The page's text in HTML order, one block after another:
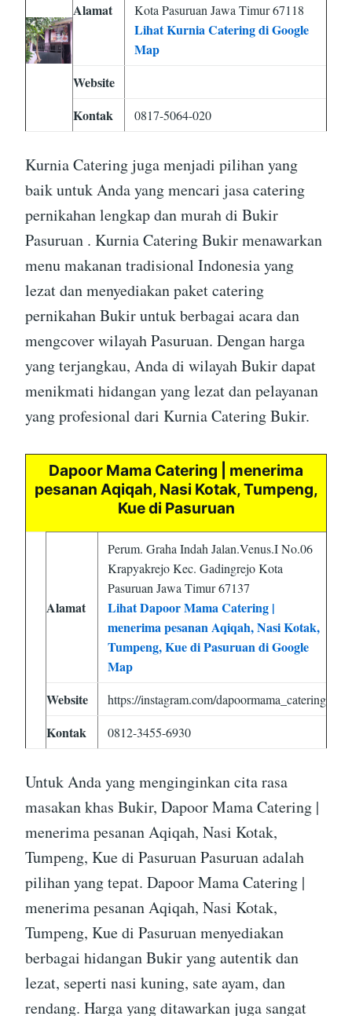
Alamat
Kota Pasuruan Jawa Timur 67118
Lihat Kurnia Catering di Google
Map
Website
Kontak
0817-5064-020
Kurnia Catering juga menjadi pilihan yang
baik untuk Anda yang mencari jasa catering
pernikahan lengkap dan murah di Bukir
Pasuruan . Kurnia Catering Bukir menawarkan
menu makanan tradisional Indonesia yang
lezat dan menyediakan paket catering
pernikahan Bukir untuk berbagai acara dan
mengcover wilayah Pasuruan. Dengan harga
yang terjangkau, Anda di wilayah Bukir dapat
menikmati hidangan yang lezat dan pelayanan
yang profesional dari Kurnia Catering Bukir.
Dapoor Mama Catering | menerima
pesanan Aqiqah, Nasi Kotak, Tumpeng,
Kue di Pasuruan
Alamat
Perum. Graha Indah Jalan.Venus.I No.06
Krapyakrejo Kec. Gadingrejo Kota
Pasuruan Jawa Timur 67137
Lihat Dapoor Mama Catering |
menerima pesanan Aqiqah, Nasi Kotak,
Tumpeng, Kue di Pasuruan di Google
Map
Website
https://instagram.com/dapoormama_catering
Kontak 0812-3455-6930
Untuk Anda yang menginginkan cita rasa
masakan khas Bukir, Dapoor Mama Catering |
menerima pesanan Aqiqah, Nasi Kotak,
Tumpeng, Kue di Pasuruan Pasuruan adalah
pilihan yang tepat. Dapoor Mama Catering |
menerima pesanan Aqiqah, Nasi Kotak,
Tumpeng, Kue di Pasuruan menyediakan
berbagai hidangan Bukir yang autentik dan
lezat, seperti nasi kuning, sate ayam, dan
rendang. Harga yang ditawarkan juga sangat